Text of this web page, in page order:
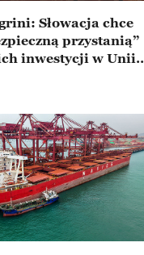
Słowacja chce
przystanią”
inwestycji w Unii